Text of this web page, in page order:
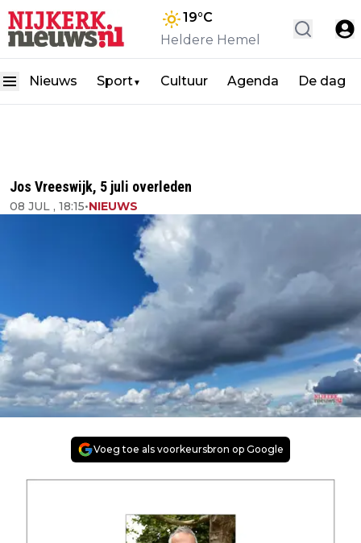
19°C
Heldere Hemel
Nieuws Sport▼ Cultuur Agenda De dag
Jos Vreeswijk, 5 juli overleden
08 JUL , 18:15•NIEUWS
Voeg toe als voorkeursbron op Google